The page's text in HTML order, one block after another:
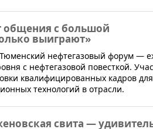
общения с большой
выиграют»
нефтегазовый форум —
с нефтегазовой повесткой.
квалифицированных кадров
технологий в отрасли.
свита —